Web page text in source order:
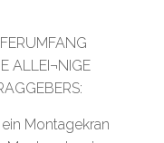
ALLEI¬NIGE
Montagekran